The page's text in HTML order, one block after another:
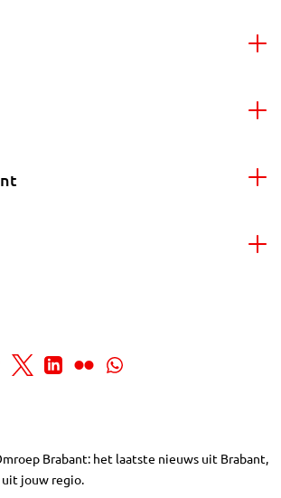
Brabant: het laatste nieuws uit Brabant,
jouw regio.